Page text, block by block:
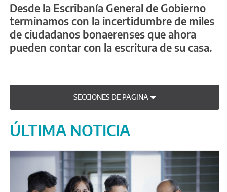
Desde la Escribanía General de Gobierno
terminamos con la incertidumbre de miles
de ciudadanos bonaerenses que ahora
pueden contar con la escritura de su casa.
SECCIONES DE PAGINA
ÚLTIMA NOTICIA